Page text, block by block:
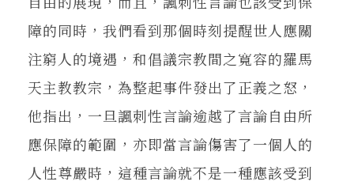
障的同時，我們看到那個時刻提醒世人應關
注窮人的境遇，和倡議宗教間之寬容的羅馬
天主教教宗，為整起事件發出了正義之怒，
他指出，一旦諷刺性言論逾越了言論自由所
應保障的範圍，亦即當言論傷害了一個人的
人性尊嚴時，這種言論就不是一種應該受到